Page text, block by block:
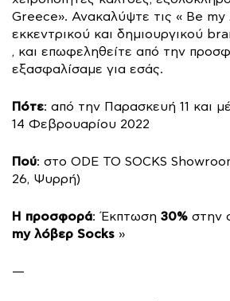
Greece». Ανακαλύψτε τις « Be my
εκκεντρικού και δημιουργικού
, και επωφεληθείτε από την
εξασφαλίσαμε για εσάς.
Πότε: από την Παρασκευή 11 και
14 Φεβρουαρίου 2022
Πού: στο ODE TO SOCKS
26, Ψυρρή)
Η προσφορά: Έκπτωση 30% στην
my λόβερ Socks »
—